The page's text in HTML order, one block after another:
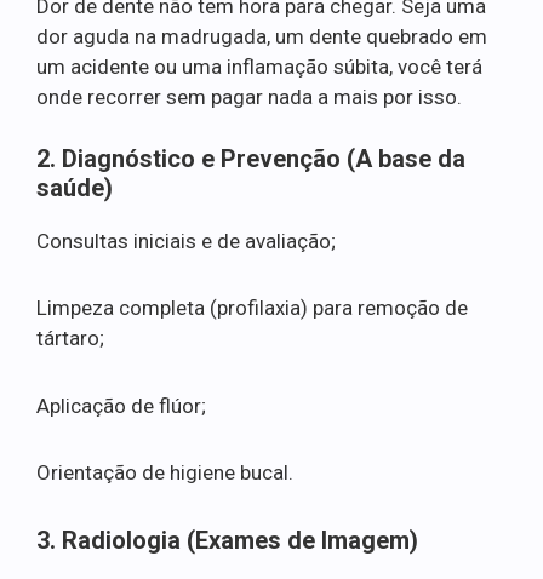
Dor de dente não tem hora para chegar. Seja uma
dor aguda na madrugada, um dente quebrado em
um acidente ou uma inflamação súbita, você terá
onde recorrer sem pagar nada a mais por isso.
2. Diagnóstico e Prevenção (A base da
saúde)
Consultas iniciais e de avaliação;
Limpeza completa (profilaxia) para remoção de
tártaro;
Aplicação de flúor;
Orientação de higiene bucal.
3. Radiologia (Exames de Imagem)